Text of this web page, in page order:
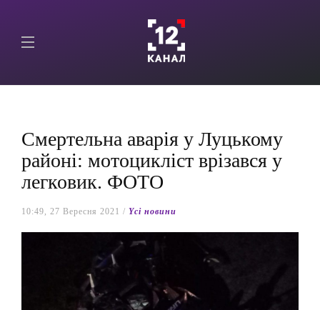
Смертельна аварія у Луцькому
районі: мотоцикліст врізався у
легковик. ФОТО
10:49, 27 Вересня 2021 / Yсі новини